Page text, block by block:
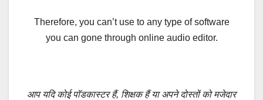
Therefore, you can’t use to any type of software
you can gone through online audio editor.
आप यदि कोई पॉडकास्टर हैं, शिक्षक हैं या अपने दोस्तों को मजेदार